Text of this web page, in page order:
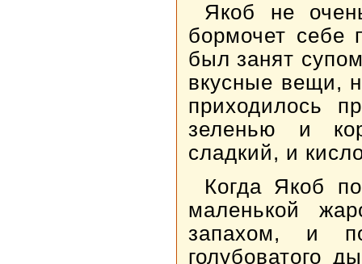
Якоб не
бормочет
был занят
вкусные вещи,
приходилось
зеленью и
сладкий, и
Когда Якоб
маленькой
запахом, и
голубоватого